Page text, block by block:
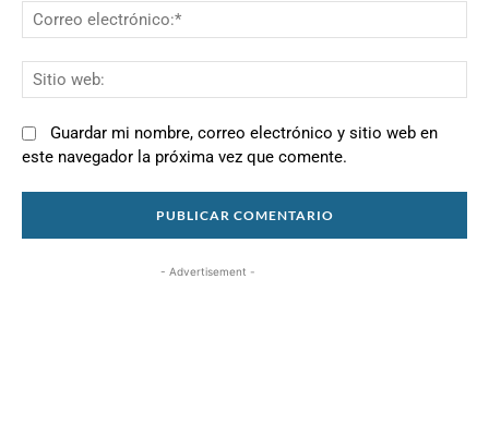
Guardar mi nombre, correo electrónico y sitio web en
este navegador la próxima vez que comente.
- Advertisement -